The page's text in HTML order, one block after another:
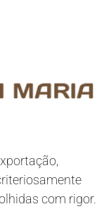
com rigor.